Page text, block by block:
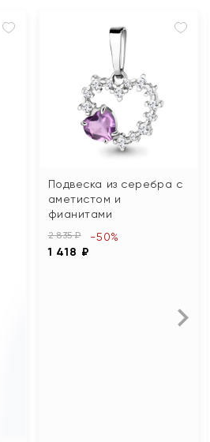
Подвеска из серебра с
аметистом и
фианитами
2 835 ₽
1 418 ₽
-50%